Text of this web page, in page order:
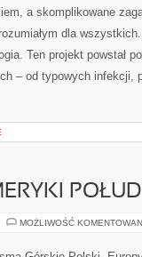
a skomplikowane
dla
Ten projekt powstał
– od typowych infekcji,
MOŻLIWOŚĆ